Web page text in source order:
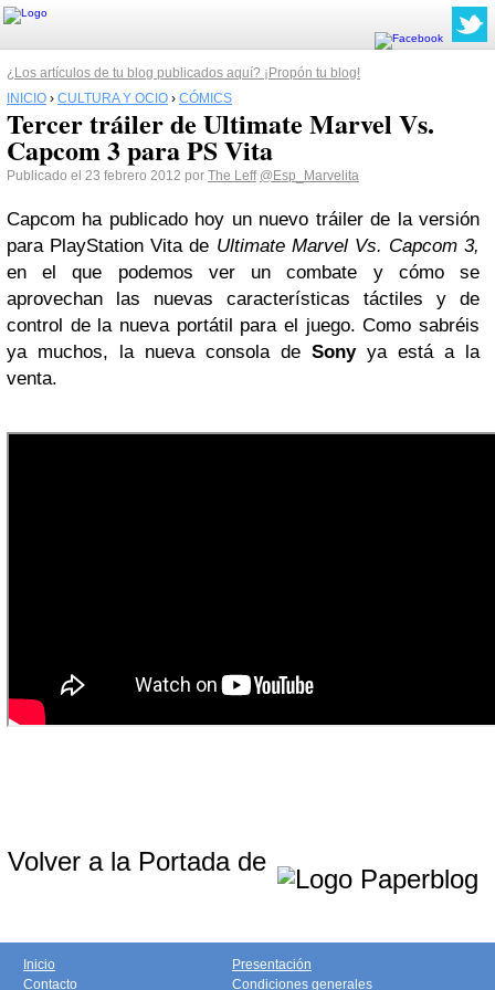
¿Los artículos de tu blog publicados aquí? ¡Propón tu blog!
INICIO › CULTURA Y OCIO › CÓMICS
Tercer tráiler de Ultimate Marvel Vs.
Capcom 3 para PS Vita
Publicado el 23 febrero 2012 por The Leff @Esp_Marvelita
Capcom ha publicado hoy un nuevo tráiler de la versión
para PlayStation Vita de Ultimate Marvel Vs. Capcom 3,
en el que podemos ver un combate y cómo se
aprovechan las nuevas características táctiles y de
control de la nueva portátil para el juego. Como sabréis
ya muchos, la nueva consola de Sonyya está a la
venta.
Volver a la Portada de
Inicio
Contacto
Presentación
Condiciones generales